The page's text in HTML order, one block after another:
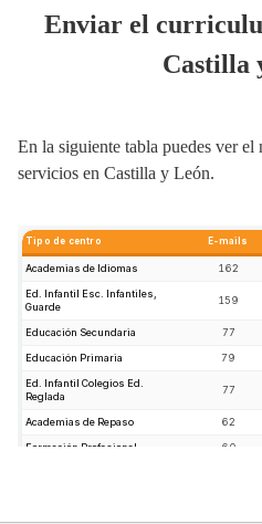
Enviar el
Castilla
En la siguiente tabla puedes ver el
servicios en Castilla y León.